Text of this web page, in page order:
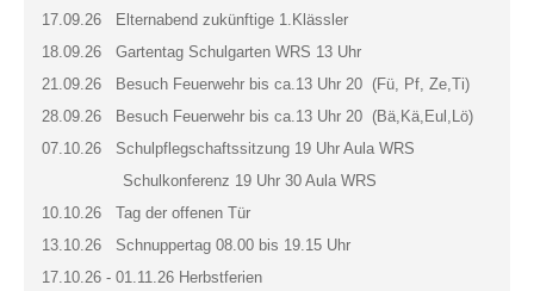
17.09.26 Elternabend zukünftige 1.Klässler
18.09.26 Gartentag Schulgarten WRS 13 Uhr
21.09.26 Besuch Feuerwehr bis ca.13 Uhr 20 (Fü, Pf, Ze,Ti)
28.09.26 Besuch Feuerwehr bis ca.13 Uhr 20 (Bä,Kä,Eul,Lö)
07.10.26 Schulpflegschaftssitzung 19 Uhr Aula WRS
Schulkonferenz 19 Uhr 30 Aula WRS
10.10.26 Tag der offenen Tür
13.10.26 Schnuppertag 08.00 bis 19.15 Uhr
17.10.26 - 01.11.26 Herbstferien